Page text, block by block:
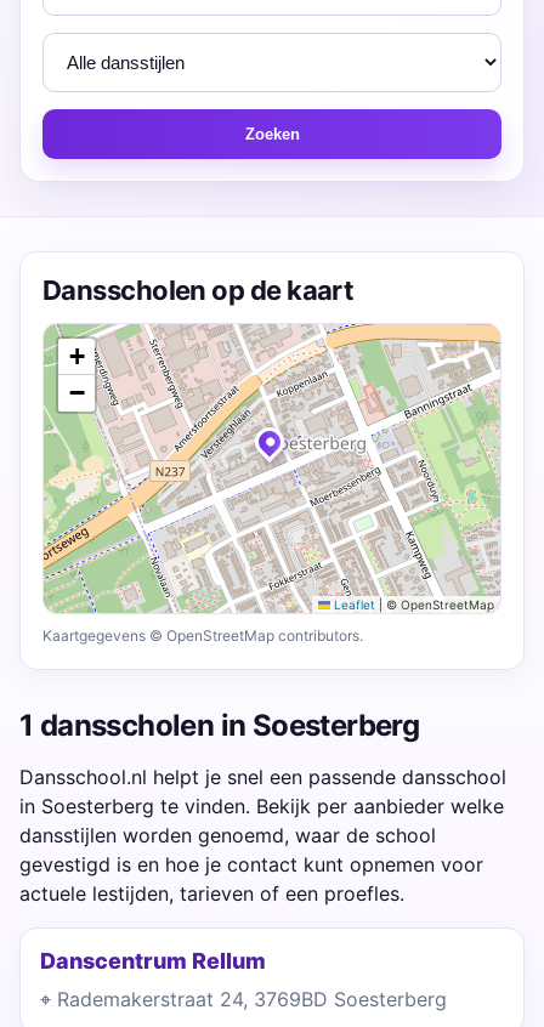
Zoeken
Dansscholen op de kaart
+
−
Leaflet © OpenStreetMap
Kaartgegevens © OpenStreetMap contributors.
1 dansscholen in Soesterberg
Dansschool.nl helpt je snel een passende dansschool
in Soesterberg te vinden. Bekijk per aanbieder welke
dansstijlen worden genoemd, waar de school
gevestigd is en hoe je contact kunt opnemen voor
actuele lestijden, tarieven of een proefles.
Danscentrum Rellum
Rademakerstraat 24, 3769BD Soesterberg